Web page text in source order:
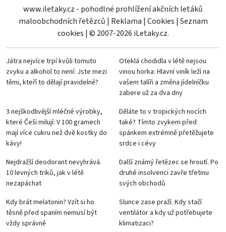
www.iletaky.cz - pohodlné prohlížení akčních letáků
maloobchodních řetězců | Reklama | Cookies | Seznam
cookies | © 2007-2026 iLetaky.cz.
Játra nejvíce trpí kvůli tomuto
zvyku a alkohol to není: Jste mezi
těmi, kteří to dělají pravidelně?
Oteklá chodidla v létě nejsou
vinou horka: Hlavní viník leží na
vašem talíři a změna jídelníčku
zabere už za dva dny
3 nejškodlivější mléčné výrobky,
které Češi milují: V 100 gramech
mají více cukru než dvě kostky do
kávy!
Děláte to v tropických nocích
také? Tímto zvykem před
spánkem extrémně přetěžujete
srdce i cévy
Nejdražší deodorant nevyhrává.
10 levných triků, jak v létě
nezapáchat
Další známý řetězec se hroutí. Po
druhé insolvenci zavře třetinu
svých obchodů
Kdy brát melatonin? Vzít si ho
těsně před spaním nemusí být
vždy správně
Slunce zase praží. Kdy stačí
ventilátor a kdy už potřebujete
klimatizaci?